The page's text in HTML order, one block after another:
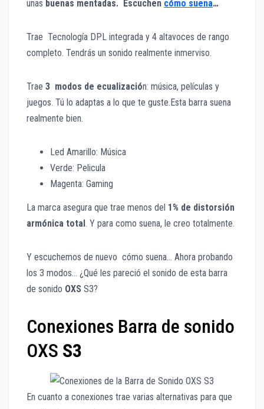
unas buenas mentadas. Escuchen cómo suena…
Trae Tecnología DPL integrada y 4 altavoces de rango
completo. Tendrás un sonido realmente inmerviso.
Trae 3 modos de ecualización: música, películas y
juegos. Tú lo adaptas a lo que te guste.Esta barra suena
realmente bien.
Led Amarillo: Música
Verde: Pelicula
Magenta: Gaming
La marca asegura que trae menos del 1% de distorsión
armónica total. Y para como suena, le creo totalmente.
Y escuchemos de nuevo cómo suena… Ahora probando
los 3 modos… ¿Qué les pareció el sonido de esta barra
de sonido OXS S3?
Conexiones Barra de sonido
OXS S3
En cuanto a conexiones trae varias alternativas para que